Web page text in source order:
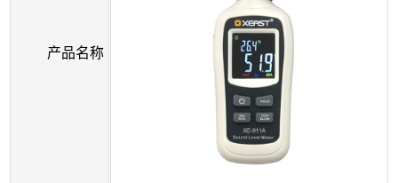
产品名称